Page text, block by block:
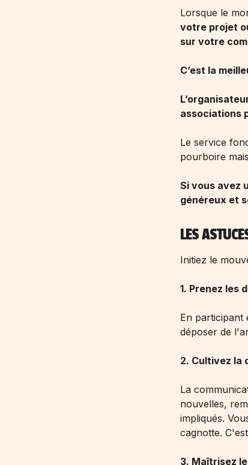
Lorsque le
votre projet
sur votre
C’est la
associations
Le service
pourboire
Si vous avez
généreux et
LES
Initiez le
1. Prenez les
En participant
déposer de
2. Cultivez la
La
nouvelles,
impliqués.
cagnotte.
3. Maîtrisez